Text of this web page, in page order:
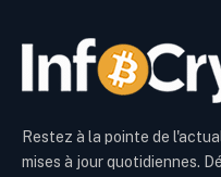
Restez à la pointe de
mises à jour quotidiennes.